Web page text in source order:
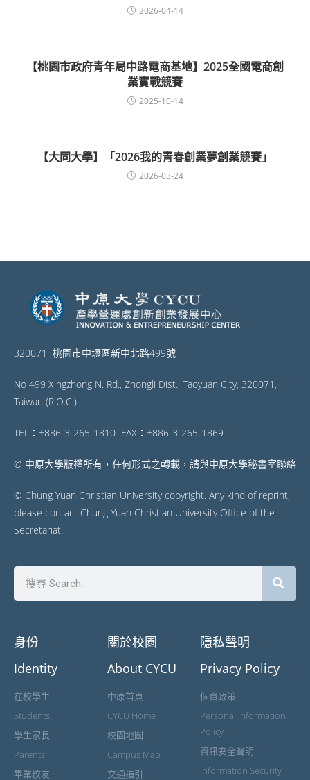
2026-04-14
【桃園市政府青年局中路電商基地】2025全國電商創
業實戰競賽
2025-10-14
【大同大學】「2026我的青春創業夢創業競賽」
2026-03-24
320071 桃園市中壢區新中北路499號
No 499 Xingzhong N. Rd., Zhongli Dist., Taoyuan City, 320071,
Taiwan (R.O.C.)
TEL：+886-3-265-1810 FAX：+886-3-265-1869
© 中原大學版權所有，任何形式之轉載，請與中原大學秘書室聯絡
© Chung Yuan Christian University copyright. Any kind of reprint,
please contact Chung Yuan Christian University Office of the
Secretariat.
身份
Identity
在校學生
Students
學生家長
Parents
畢業校友
關於校園
About CYCU
中原首頁
CYCU Home
校園地圖
Campus Map
交通指引
隱私聲明
Privacy Policy
個資政策
Personal Information
Policy
資訊安全聲明
Information Security